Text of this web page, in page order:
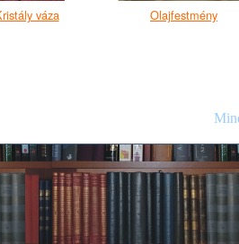
váza Olajfestmény